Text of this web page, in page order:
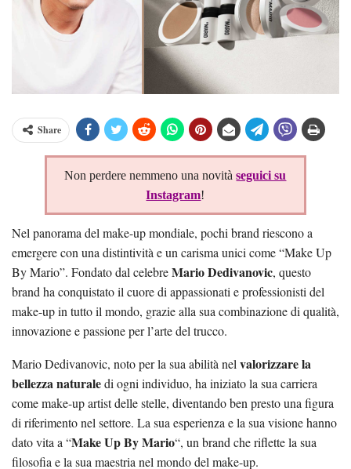
Share
Non perdere nemmeno una novitàseguici su
Instagram!
Nel panorama del make-up mondiale, pochi brand riescono a
emergere con una distintività e un carisma unici come “Make Up
By Mario”. Fondato dal celebreMario Dedivanovic, questo
brand ha conquistato il cuore di appassionati e professionisti del
make-up in tutto il mondo, grazie alla sua combinazione di qualità,
innovazione e passione per l’arte del trucco.
Mario Dedivanovic, noto per la sua abilità nelvalorizzare la
bellezza naturaledi ogni individuo, ha iniziato la sua carriera
come make-up artist delle stelle, diventando ben presto una figura
di riferimento nel settore. La sua esperienza e la sua visione hanno
dato vita a “Make Up By Mario“, un brand che riflette la sua
filosofia e la sua maestria nel mondo del make-up.